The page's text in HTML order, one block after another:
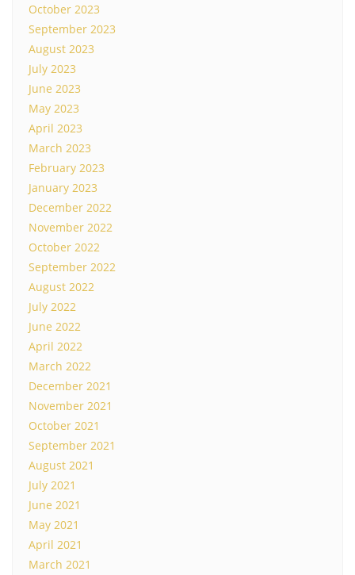
October 2023
September 2023
August 2023
July 2023
June 2023
May 2023
April 2023
March 2023
February 2023
January 2023
December 2022
November 2022
October 2022
September 2022
August 2022
July 2022
June 2022
April 2022
March 2022
December 2021
November 2021
October 2021
September 2021
August 2021
July 2021
June 2021
May 2021
April 2021
March 2021